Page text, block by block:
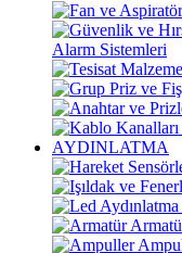
Alarm Sistemleri
AYDINLATMA